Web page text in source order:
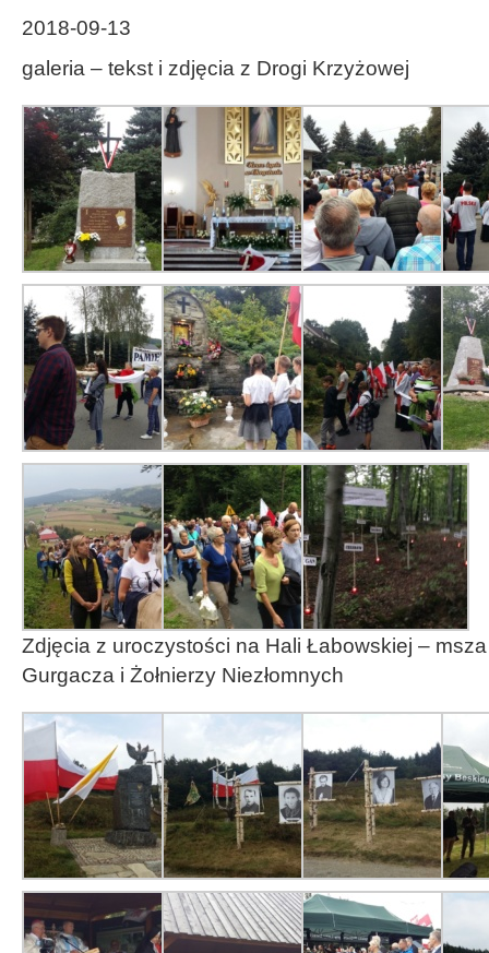
2018-09-13
galeria – tekst i zdjęcia z Drogi Krzyżowej
Zdjęcia z uroczystości na Hali Łabowskiej –
Gurgacza i Żołnierzy Niezłomnych